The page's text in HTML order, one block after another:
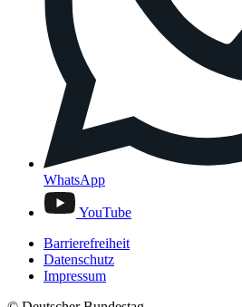
WhatsApp
YouTube
Barrierefreiheit
Datenschutz
Impressum